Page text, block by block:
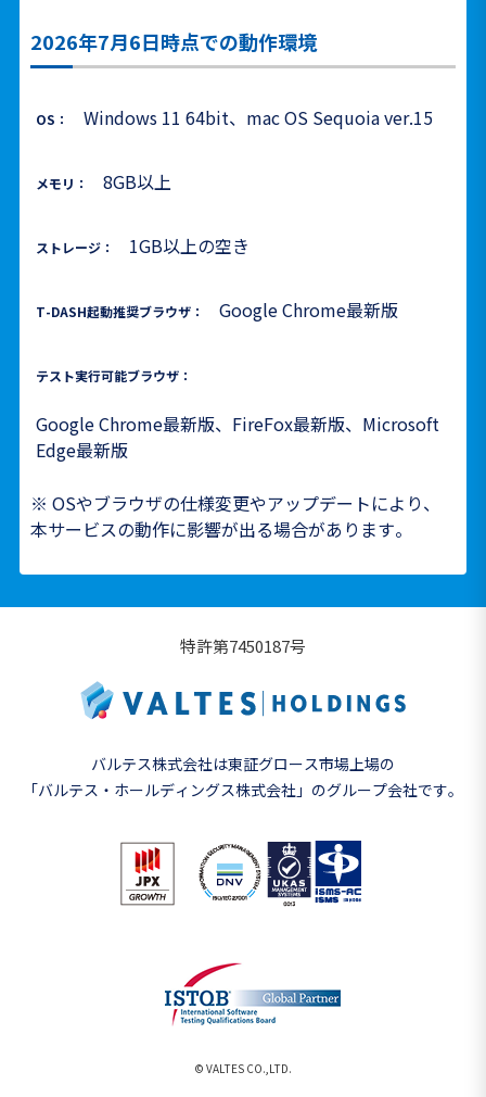
2026年7月6日時点での動作環境
OS： Windows 11 64bit、mac OS Sequoia ver.15
メモリ： 8GB以上
ストレージ： 1GB以上の空き
T-DASH起動推奨ブラウザ： Google Chrome最新版
テスト実行可能ブラウザ：
Google Chrome最新版、FireFox最新版、Microsoft
Edge最新版
※ OSやブラウザの仕様変更やアップデートにより、
本サービスの動作に影響が出る場合があります。
特許第7450187号
バルテス株式会社は東証グロース市場上場の
「バルテス・ホールディングス株式会社」のグループ会社です。
© VALTES CO.,LTD.